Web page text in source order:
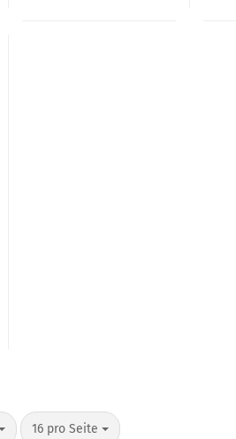
16 pro Seite
pro Seite